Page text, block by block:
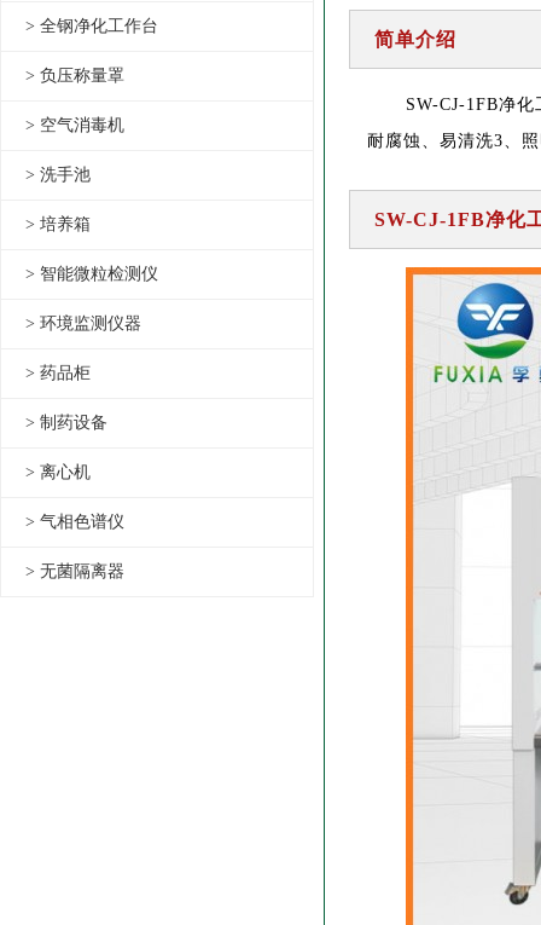
> 全钢净化工作台
> 负压称量罩
> 空气消毒机
> 洗手池
> 培养箱
> 智能微粒检测仪
> 环境监测仪器
> 药品柜
> 制药设备
> 离心机
> 气相色谱仪
> 无菌隔离器
简单介绍
SW-CJ-1FB净
耐腐蚀、易清洗3、
SW-CJ-1FB净化